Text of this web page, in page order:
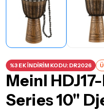
%3 EK İNDİRİM KODU: DR2026
Meinl
Series 10"